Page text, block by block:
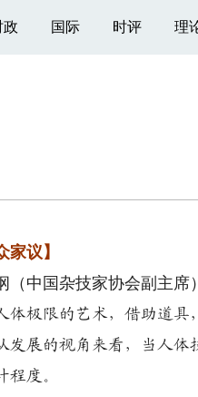
政 国际 时评 理
议】
中国杂技家协会副主席）
极限的艺术，借助道具
发展的视角来看，当人
程度。